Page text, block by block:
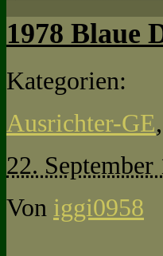
1978 Blaue
Kategorien:
Ausrichter-GE,
22. September
Von iggi0958